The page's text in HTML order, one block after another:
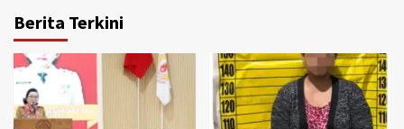
Berita Terkini